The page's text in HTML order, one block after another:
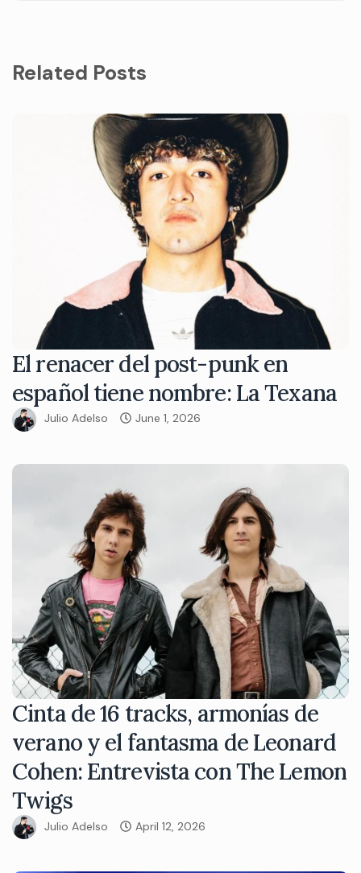
Related Posts
El renacer del post-punk en
español tiene nombre: La Texana
Julio Adelso June 1, 2026
Cinta de 16 tracks, armonías de
verano y el fantasma de Leonard
Cohen: Entrevista con The Lemon
Twigs
Julio Adelso April 12, 2026